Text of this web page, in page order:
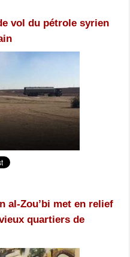
vol du pétrole syrien
al-Zou’bi met en relief
quartiers de